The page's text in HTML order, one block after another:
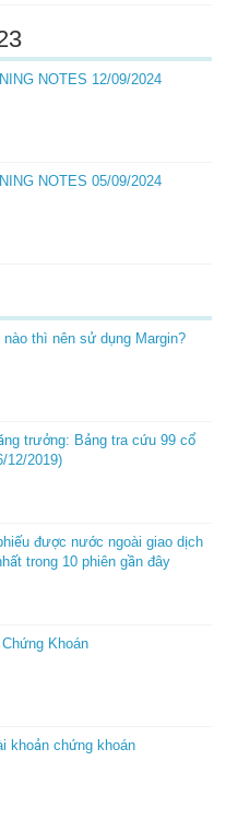
NOTES 12/09/2024
NOTES 05/09/2024
thì nên sử dụng Margin?
trưởng: Bảng tra cứu 99 cổ
12/2019)
được nước ngoài giao dịch
trong 10 phiên gần đây
Khoán
khoản chứng khoán